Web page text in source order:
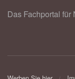
Das Fachportal